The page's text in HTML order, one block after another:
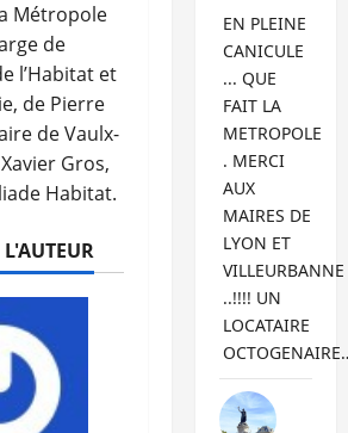
Métropole
de
l’Habitat et
de Pierre
de Vaulx-
Gros,
Habitat.
EN PLEINE
CANICULE
... QUE
FAIT LA
METROPOLE
. MERCI
AUX
MAIRES DE
LYON ET
VILLEURBANNE
..!!!! UN
LOCATAIRE